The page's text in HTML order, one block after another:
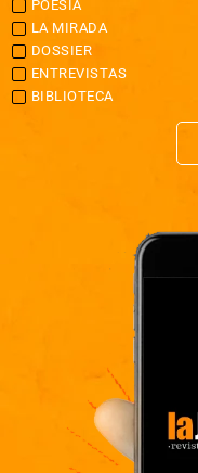
POESÍA
LA MIRADA
DOSSIER
ENTREVISTAS
BIBLIOTECA